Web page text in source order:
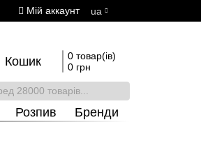
Мій аккаунт ua
Кошик
0 товар(ів)
0 грн
Розпив Бренди